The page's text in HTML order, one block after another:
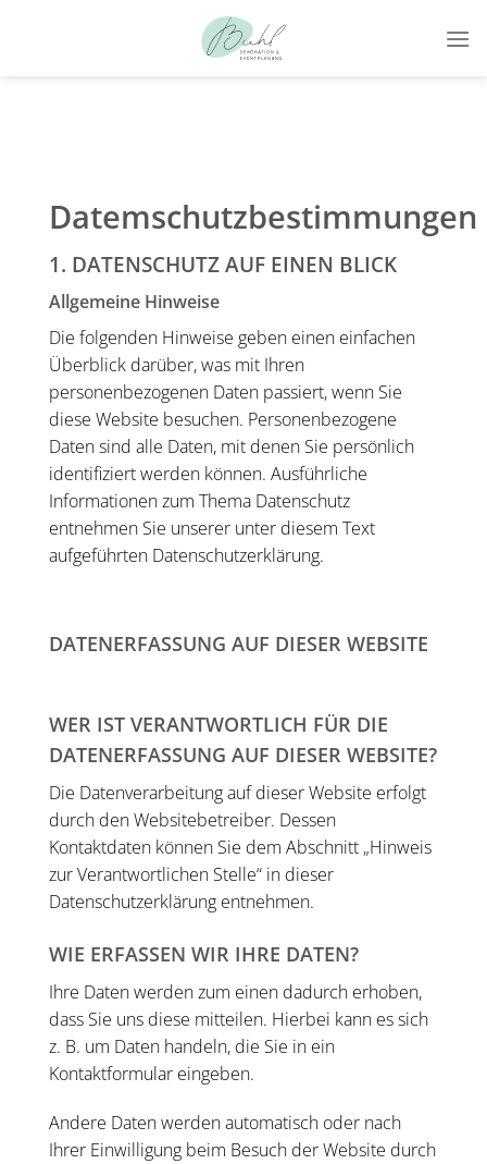
Datemschutzbestimmungen
1. DATENSCHUTZ AUF EINEN BLICK
Allgemeine Hinweise
Die folgenden Hinweise geben einen einfachen
Überblick darüber, was mit Ihren
personenbezogenen Daten passiert, wenn Sie
diese Website besuchen. Personenbezogene
Daten sind alle Daten, mit denen Sie persönlich
identifiziert werden können. Ausführliche
Informationen zum Thema Datenschutz
entnehmen Sie unserer unter diesem Text
aufgeführten Datenschutzerklärung.
DATENERFASSUNG AUF DIESER WEBSITE
WER IST VERANTWORTLICH FÜR DIE
DATENERFASSUNG AUF DIESER WEBSITE?
Die Datenverarbeitung auf dieser Website erfolgt
durch den Websitebetreiber. Dessen
Kontaktdaten können Sie dem Abschnitt „Hinweis
zur Verantwortlichen Stelle“ in dieser
Datenschutzerklärung entnehmen.
WIE ERFASSEN WIR IHRE DATEN?
Ihre Daten werden zum einen dadurch erhoben,
dass Sie uns diese mitteilen. Hierbei kann es sich
z. B. um Daten handeln, die Sie in ein
Kontaktformular eingeben.
Andere Daten werden automatisch oder nach
Ihrer Einwilligung beim Besuch der Website durch